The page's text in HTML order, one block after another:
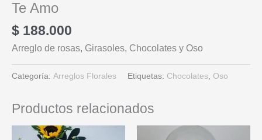
Te Amo
$ 188.000
Arreglo de rosas, Girasoles, Chocolates y Oso
Categoría: Arreglos Florales Etiquetas: Chocolates Oso
Productos relacionados